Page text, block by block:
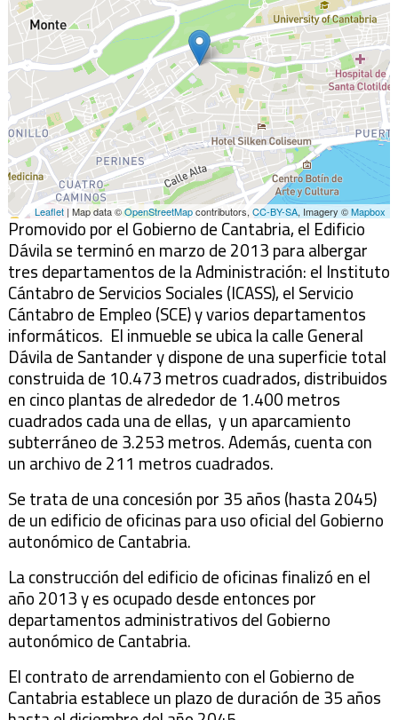
Leaflet | Map data ©OpenStreetMapcontributors,CC-BY-SA, Imagery ©Mapbox
Promovido por el Gobierno de Cantabria, el Edificio
Dávila se terminó en marzo de 2013 para albergar
tres departamentos de la Administración: el Instituto
Cántabro de Servicios Sociales (ICASS), el Servicio
Cántabro de Empleo (SCE) y varios departamentos
informáticos. El inmueble se ubica la calle General
Dávila de Santander y dispone de una superficie total
construida de 10.473 metros cuadrados, distribuidos
en cinco plantas de alrededor de 1.400 metros
cuadrados cada una de ellas, y un aparcamiento
subterráneo de 3.253 metros. Además, cuenta con
un archivo de 211 metros cuadrados.
Se trata de una concesión por 35 años (hasta 2045)
de un edificio de oficinas para uso oficial del Gobierno
autonómico de Cantabria.
La construcción del edificio de oficinas finalizó en el
año 2013 y es ocupado desde entonces por
departamentos administrativos del Gobierno
autonómico de Cantabria.
El contrato de arrendamiento con el Gobierno de
Cantabria establece un plazo de duración de 35 años